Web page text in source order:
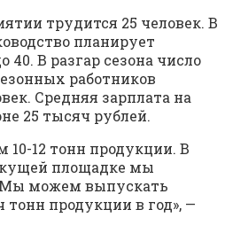
трудится 25 человек. В
планирует
40. В разгар сезона число
работников
Средняя зарплата на
25 тысяч рублей.
12 тонн продукции. В
площадке мы
Мы можем выпускать
тонн продукции в год», —